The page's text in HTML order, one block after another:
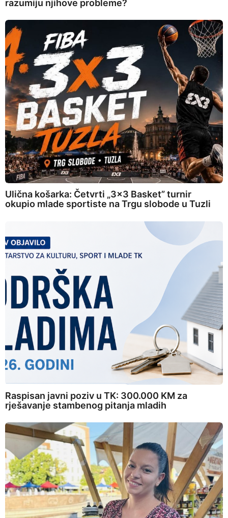
razumiju njihove probleme?
Ulična košarka: Četvrti „3×3 Basket” turnir
okupio mlade sportiste na Trgu slobode u Tuzli
Raspisan javni poziv u TK: 300.000 KM za
rješavanje stambenog pitanja mladih